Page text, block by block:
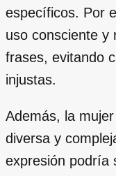
específicos. Por
uso consciente y
frases, evitando
injustas.
Además, la
diversa y
expresión podría